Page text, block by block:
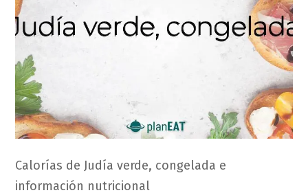
Calorías de Judía verde, congelada e
información nutricional